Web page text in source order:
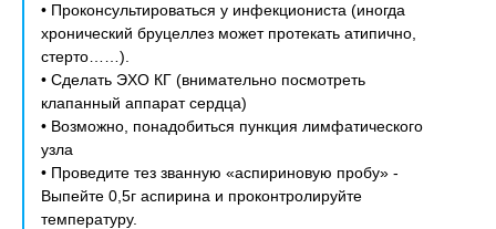
• Проконсультироваться у инфекциониста (иногда
хронический бруцеллез может протекать атипично,
стерто……).
• Сделать ЭХО КГ (внимательно посмотреть
клапанный аппарат сердца)
• Возможно, понадобиться пункция лимфатического
узла
• Проведите тез званную «аспириновую пробу» -
Выпейте 0,5г аспирина и проконтролируйте
температуру.